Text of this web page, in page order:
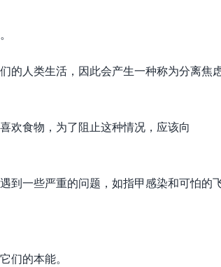
的人类生活，因此会产生一种称为分离焦
欢食物，为了阻止这种情况，应该向
到一些严重的问题，如指甲感染和可怕的
们的本能。